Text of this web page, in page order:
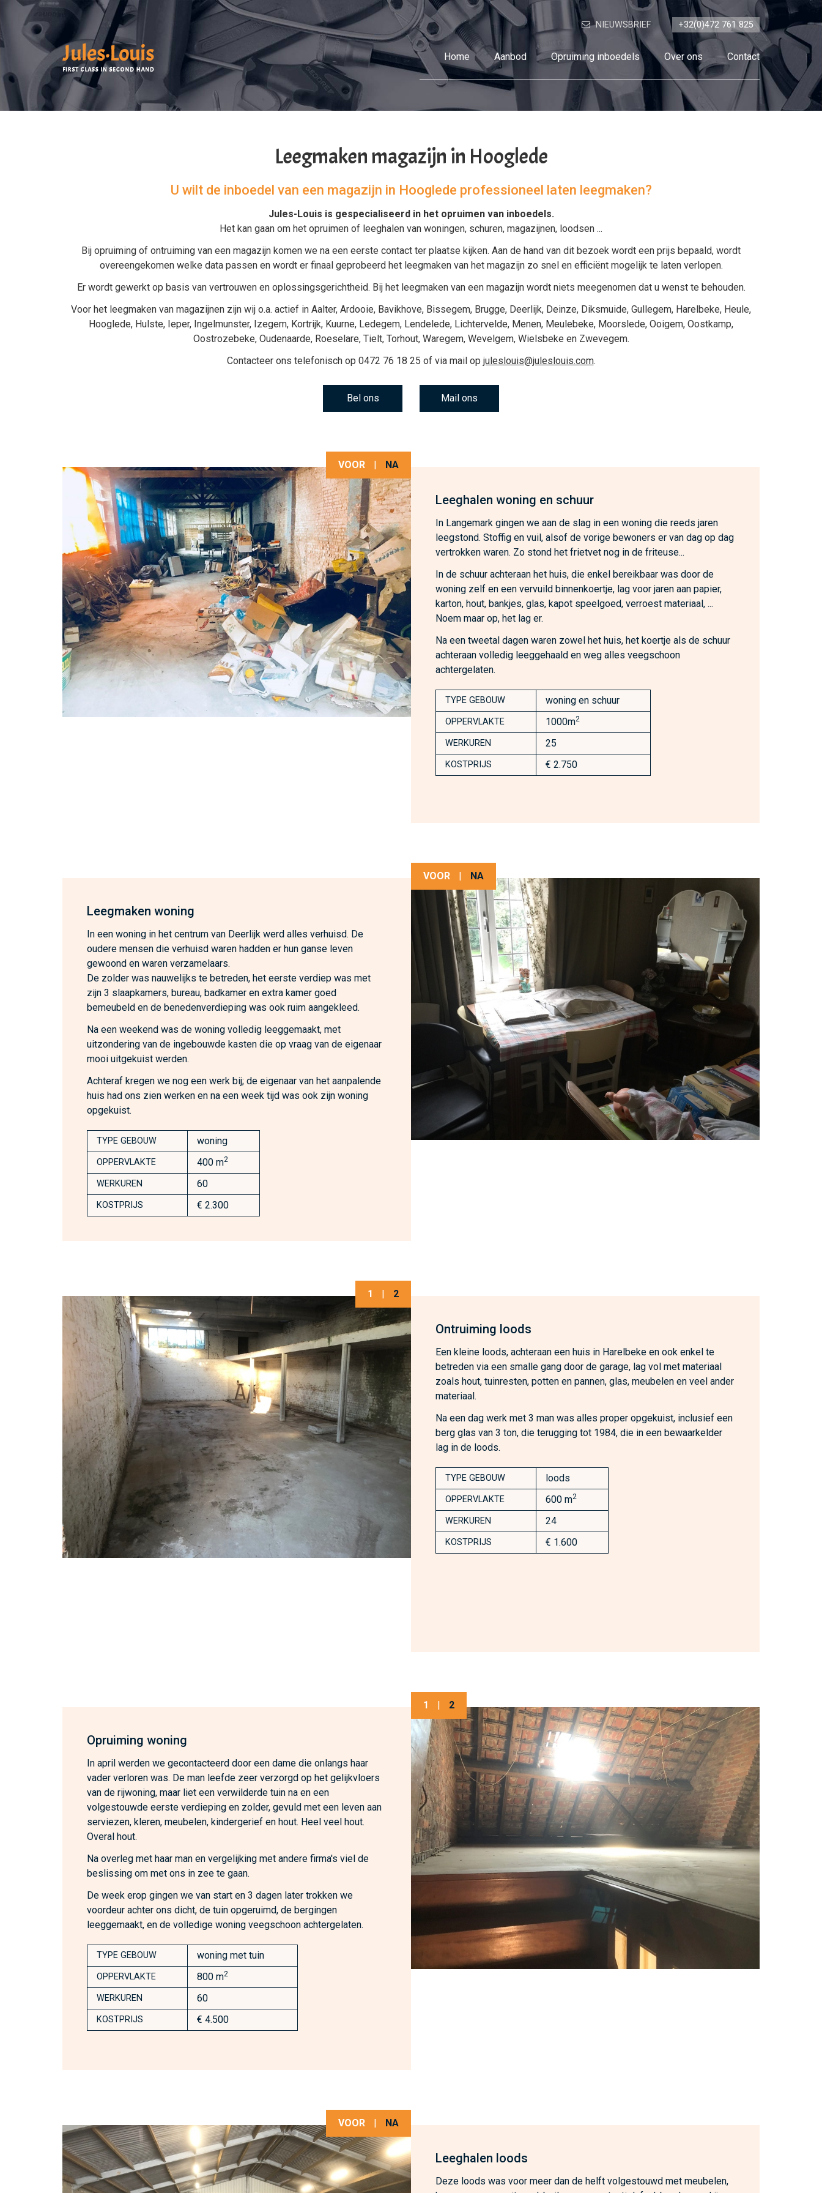
NIEUWSBRIEF +32(0)472 761 825
Home Aanbod Opruiming inboedels Over ons Contact
Leegmaken magazijn in Hooglede
U wilt de inboedel van een magazijn in Hooglede professioneel laten leegmaken?
Jules-Louis is gespecialiseerd in het opruimen van inboedels.
Het kan gaan om het opruimen of leeghalen van woningen, schuren, magazijnen, loodsen ...
Bij opruiming of ontruiming van een magazijn komen we na een eerste contact ter plaatse kijken. Aan de hand van dit bezoek wordt een prijs bepaald, wordt
overeengekomen welke data passen en wordt er finaal geprobeerd het leegmaken van het magazijn zo snel en efficiënt mogelijk te laten verlopen.
Er wordt gewerkt op basis van vertrouwen en oplossingsgerichtheid. Bij het leegmaken van een magazijnwordt niets meegenomen dat u wenst te behouden.
Voor het leegmaken van magazijnen zijn wij o.a. actief in Aalter, Ardooie, Bavikhove, Bissegem, Brugge, Deerlijk, Deinze, Diksmuide, Gullegem, Harelbeke, Heule,
Hooglede, Hulste, Ieper, Ingelmunster, Izegem, Kortrijk, Kuurne, Ledegem, Lendelede, Lichtervelde, Menen, Meulebeke, Moorslede, Ooigem, Oostkamp,
Oostrozebeke, Oudenaarde, Roeselare, Tielt, Torhout, Waregem, Wevelgem, Wielsbeke en Zwevegem.
Contacteer ons telefonisch op 0472 76 18 25 of via mail op juleslouis@juleslouis.com.
Bel ons Mail ons
VOOR | NA
Leeghalen woning en schuur
In Langemark gingen we aan de slag in een woning die reeds jaren
leegstond. Stoffig en vuil, alsof de vorige bewoners er van dag op dag
vertrokken waren. Zo stond het frietvet nog in de friteuse...
In de schuur achteraan het huis, die enkel bereikbaar was door de
woning zelf en een vervuild binnenkoertje, lag voor jaren aan papier,
karton, hout, bankjes, glas, kapot speelgoed, verroest materiaal, ...
Noem maar op, het lag er.
Na een tweetal dagen waren zowel het huis, het koertje als de schuur
achteraan volledig leeggehaald en weg alles veegschoon
achtergelaten.
TYPE GEBOUW woning en schuur
OPPERVLAKTE 1000m2
WERKUREN 25
KOSTPRIJS € 2.750
Leegmaken woning
In een woning in het centrum van Deerlijk werd alles verhuisd. De
oudere mensen die verhuisd waren hadden er hun ganse leven
gewoond en waren verzamelaars.
De zolder was nauwelijks te betreden, het eerste verdiep was met
zijn 3 slaapkamers, bureau, badkamer en extra kamer goed
bemeubeld en de benedenverdieping was ook ruim aangekleed.
Na een weekend was de woning volledig leeggemaakt, met
uitzondering van de ingebouwde kasten die op vraag van de eigenaar
mooi uitgekuist werden.
Achteraf kregen we nog een werk bij; de eigenaar van het aanpalende
huis had ons zien werken en na een week tijd was ook zijn woning
opgekuist.
TYPE GEBOUW woning
OPPERVLAKTE 400 m2
WERKUREN 60
KOSTPRIJS € 2.300
VOOR | NA
1 | 2
Ontruiming loods
Een kleine loods, achteraan een huis in Harelbeke en ook enkel te
betreden via een smalle gang door de garage, lag vol met materiaal
zoals hout, tuinresten, potten en pannen, glas, meubelen en veel ander
materiaal.
Na een dag werk met 3 man was alles proper opgekuist, inclusief een
berg glas van 3 ton, die terugging tot 1984, die in een bewaarkelder
lag in de loods.
TYPE GEBOUW loods
OPPERVLAKTE 600 m2
WERKUREN 24
KOSTPRIJS € 1.600
Opruiming woning
In april werden we gecontacteerd door een dame die onlangs haar
vader verloren was. De man leefde zeer verzorgd op het gelijkvloers
van de rijwoning, maar liet een verwilderde tuin na en een
volgestouwde eerste verdieping en zolder, gevuld met een leven aan
serviezen, kleren, meubelen, kindergerief en hout. Heel veel hout.
Overal hout.
Na overleg met haar man en vergelijking met andere firma's viel de
beslissing om met ons in zee te gaan.
De week erop gingen we van start en 3 dagen later trokken we
voordeur achter ons dicht, de tuin opgeruimd, de bergingen
leeggemaakt, en de volledige woning veegschoon achtergelaten.
TYPE GEBOUW woning met tuin
OPPERVLAKTE 800 m2
WERKUREN 60
KOSTPRIJS € 4.500
1 | 2
VOOR | NA
Leeghalen loods
Deze loods was voor meer dan de helft volgestouwd met meubelen,